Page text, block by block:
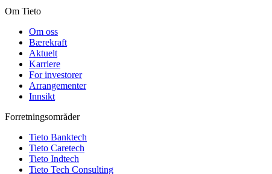
Om Tieto
Om oss
Bærekraft
Aktuelt
Karriere
For investorer
Arrangementer
Innsikt
Forretningsområder
Tieto Banktech
Tieto Caretech
Tieto Indtech
Tieto Tech Consulting